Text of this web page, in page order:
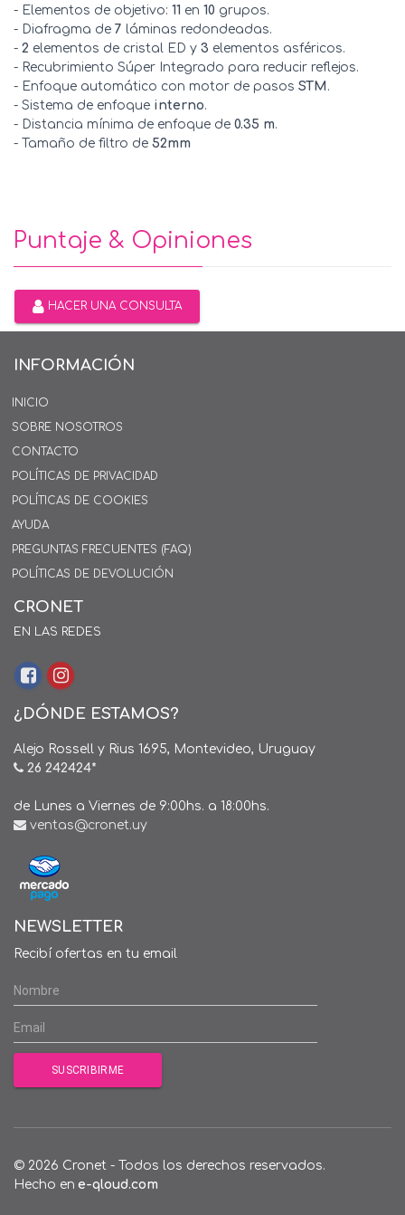
- Elementos de objetivo: 11 en 10 grupos.
- Diafragma de 7 láminas redondeadas.
- 2 elementos de cristal ED y 3 elementos asféricos.
- Recubrimiento Súper Integrado para reducir reflejos.
- Enfoque automático con motor de pasos STM .
- Sistema de enfoque interno.
- Distancia mínima de enfoque de 0.35 m.
- Tamaño de filtro de 52mm
Puntaje & Opiniones
HACER UNA CONSULTA
INFORMACIÓN
INICIO
SOBRE NOSOTROS
CONTACTO
POLÍTICAS DE PRIVACIDAD
POLÍTICAS DE COOKIES
AYUDA
PREGUNTAS FRECUENTES (FAQ)
POLÍTICAS DE DEVOLUCIÓN
CRONET
EN LAS REDES
¿DÓNDE ESTAMOS?
Alejo Rossell y Rius 1695, Montevideo, Uruguay
26 242424*
de Lunes a Viernes de 9:00hs. a 18:00hs.
ventas@cronet.uy
NEWSLETTER
Recibí ofertas en tu email
© 2026 Cronet - Todos los derechos reservados.
Hecho en e-qloud.com